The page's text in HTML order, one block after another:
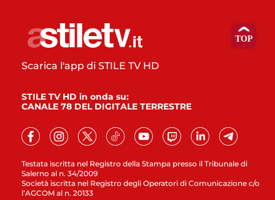
Testata iscritta nel Registro della Stampa presso il Tribunale di
Salerno al n. 34/2009
Società iscritta nel Registro degli Operatori di Comunicazione c/o
l’AGCOM al n. 20133
Scarica l'app di STILE TV HD
STILE TV HD in onda su:
CANALE 78 DEL DIGITALE TERRESTRE